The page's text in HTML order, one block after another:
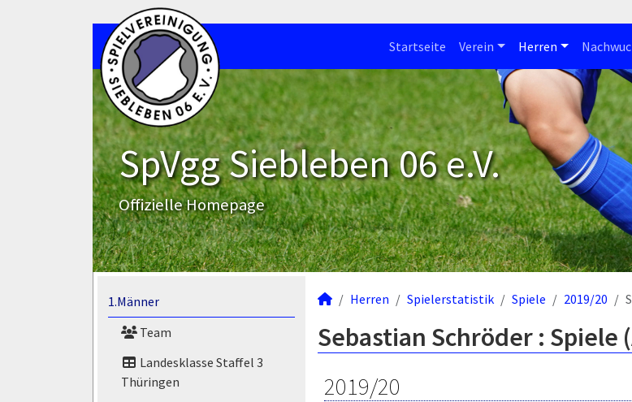
Startseite Verein Herren
SpVgg Siebleben 06 e.V.
Offizielle Homepage
1.Männer
Team
Landesklasse Staffel 3
Thüringen
Herren Spielerstatistik Spiele 2019/20
Sebastian Schröder : Spiele
2019/20